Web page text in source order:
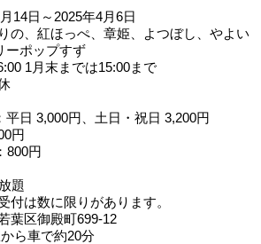
14日～2025年4月6日
の、紅ほっぺ、章姫、よつぼし、やよい
ーポップすず
1月末までは15:00まで
日 3,000円、土日・祝日 3,200円
円
800円
題
付は数に限りがあります。
葉区御殿町699-12
ら車で約20分